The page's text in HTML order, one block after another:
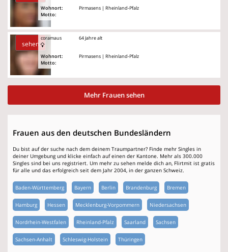
Wohnort:
Motto:
Pirmasens | Rheinland-Pfalz
sehen
coramaus
Wohnort:
Motto:
64 Jahre alt
Pirmasens | Rheinland-Pfalz
Mehr Frauen sehen
Frauen aus den deutschen Bundesländern
Du bist auf der suche nach dem deinem Traumpartner? Finde mehr Singles in
deiner Umgebung und klicke einfach auf einen der Kantone. Mehr als 300.000
Singles sind bei uns registriert. Um mehr zu sehen melde dich an, Flirtmit ist gratis
für alle und das erfolgreich seit dem Jahr 2004, in der ganzen Schweiz.
Baden-Württemberg Bayern Berlin Brandenburg Bremen
Hamburg Hessen Mecklenburg-Vorpommern Niedersachsen
Nordrhein-Westfalen Rheinland-Pfalz Saarland Sachsen
Sachsen-Anhalt Schleswig-Holstein Thüringen